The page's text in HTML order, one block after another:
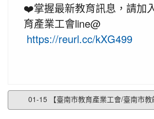
❤️掌握最新教育訊息，請加
育產業工會line@
https://reurl.cc/kXG499
01-15 【臺南市教育產業工會/臺南市